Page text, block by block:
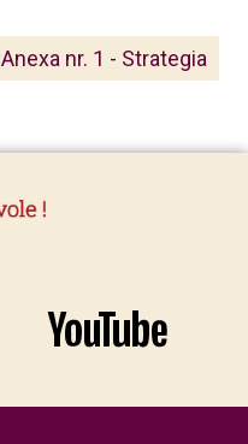
Anexa nr. 1 - Strategia